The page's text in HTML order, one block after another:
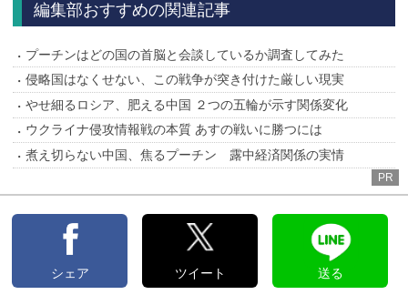
編集部おすすめの関連記事
プーチンはどの国の首脳と会談しているか調査してみた
侵略国はなくせない、この戦争が突き付けた厳しい現実
やせ細るロシア、肥える中国 ２つの五輪が示す関係変化
ウクライナ侵攻情報戦の本質 あすの戦いに勝つには
煮え切らない中国、焦るプーチン 露中経済関係の実情
PR
シェア ツイート 送る